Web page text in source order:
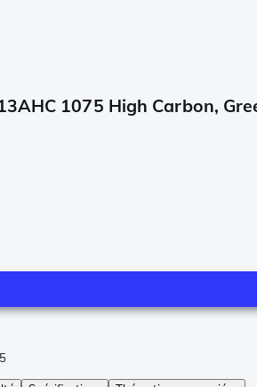
1075 High Carbon,